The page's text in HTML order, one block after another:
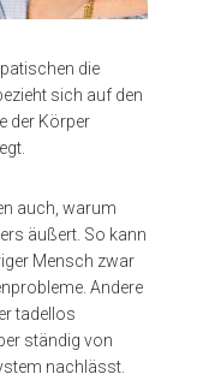
die
sich auf den
der Körper
auch, warum
äußert. So kann
Mensch zwar
Andere
tadellos
ständig von
nachlässt.